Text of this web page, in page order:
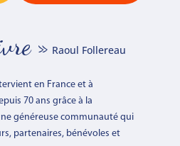
» Raoul Follereau
en France et à
70 ans grâce à la
généreuse communauté qui
partenaires, bénévoles et